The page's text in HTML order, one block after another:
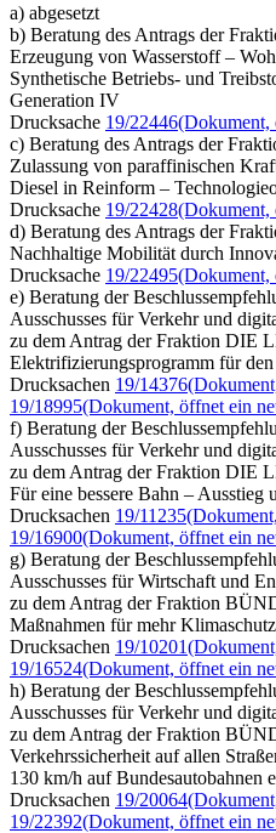
a) abgesetzt
b) Beratung des Antrags der
Erzeugung von Wasserstoff –
Synthetische Betriebs- und
Generation IV
Drucksache 19/22446(Dokument,
c) Beratung des Antrags der
Zulassung von paraffinischen
Diesel in Reinform –
Drucksache 19/22428(Dokument,
d) Beratung des Antrags der
Nachhaltige Mobilität durch
Drucksache 19/22495(Dokument,
e) Beratung der
Ausschusses für Verkehr und
zu dem Antrag der Fraktion DIE
Elektrifizierungsprogramm für
Drucksachen 19/14376
19/18995(Dokument, öffnet ein
f) Beratung der
Ausschusses für Verkehr und
zu dem Antrag der Fraktion DIE
Für eine bessere Bahn – Ausstieg
Drucksachen 19/11235
19/16900(Dokument, öffnet ein
g) Beratung der
Ausschusses für Wirtschaft und
zu dem Antrag der Fraktion
Maßnahmen für mehr
Drucksachen 19/10201
19/16524(Dokument, öffnet ein
h) Beratung der
Ausschusses für Verkehr und
zu dem Antrag der Fraktion
Verkehrssicherheit auf allen
130 km/h auf Bundesautobahnen
Drucksachen 19/20064
19/22392(Dokument, öffnet ein